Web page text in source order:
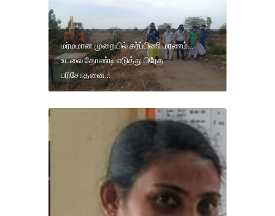
மர்மமான முறையில் கர்ப்பிணி மரணம்...
உடலை தோண்டி எடுத்து பிரேத
பரிசோதனை...